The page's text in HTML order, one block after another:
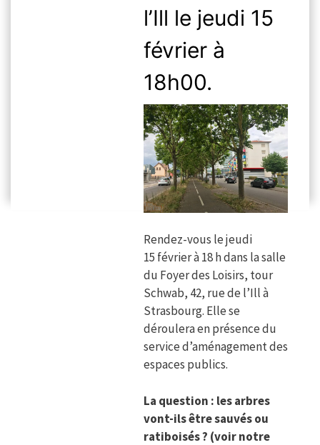
l’Ill le jeudi 15
février à
18h00.
Rendez-vous le jeudi
15 février à 18 h dans la salle
du Foyer des Loisirs, tour
Schwab, 42, rue de l’Ill à
Strasbourg. Elle se
déroulera en présence du
service d’aménagement des
espaces publics.
La question : les arbres
vont-ils être sauvés ou
ratiboisés ? (voir notre